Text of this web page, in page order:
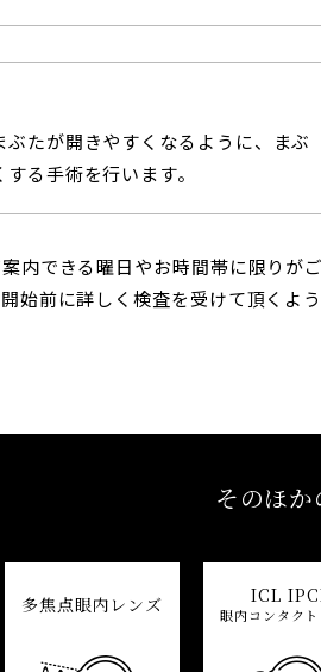
たが開きやすくなるように、まぶ
る手術を行います。
内できる曜日やお時間帯に限りが
始前に詳しく検査を受けて頂くよ
そのほ
多焦点眼内レンズ ICL
眼内コンタクト